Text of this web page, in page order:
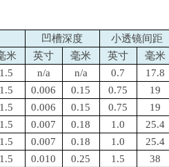
凹槽深度 小透镜间距
米 英寸 毫米 英寸 毫米
1.5 n/a n/a 0.7 17.8
1.5 0.006 0.15 0.75 19
1.5 0.006 0.15 0.75 19
1.5 0.007 0.18 1.0 25.4
1.5 0.007 0.18 1.0 25.4
1.5 0.010 0.25 1.5 38